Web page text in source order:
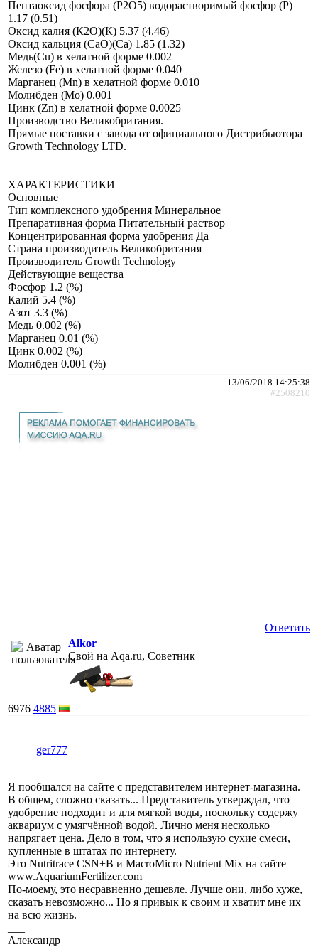
Пентаоксид фосфора (P2O5) водорастворимый фосфор (P)
1.17 (0.51)
Оксид калия (К2О)(К) 5.37 (4.46)
Оксид кальция (СаО)(Са) 1.85 (1.32)
Медь(Сu) в хелатной форме 0.002
Железо (Fe) в хелатной форме 0.040
Марганец (Mn) в хелатной форме 0.010
Молибден (Мо) 0.001
Цинк (Zn) в хелатной форме 0.0025
Производство Великобритания.
Прямые поставки с завода от официального Дистрибьютора
Growth Technology LTD.
ХАРАКТЕРИСТИКИ
Основные
Тип комплексного удобрения Минеральное
Препаративная форма Питательный раствор
Концентрированная форма удобрения Да
Страна производитель Великобритания
Производитель Growth Technology
Действующие вещества
Фосфор 1.2 (%)
Калий 5.4 (%)
Азот 3.3 (%)
Медь 0.002 (%)
Марганец 0.01 (%)
Цинк 0.002 (%)
Молибден 0.001 (%)
13/06/2018 14:25:38
#2508210
Ответить
Alkor
Свой на Aqa.ru, Советник
6976 4885
ger777
Я пообщался на сайте с представителем интернет-магазина.
В общем, сложно сказать... Представитель утверждал, что
удобрение подходит и для мягкой воды, поскольку содержу
аквариум с умягчённой водой. Лично меня несколько
напрягает цена. Дело в том, что я использую сухие смеси,
купленные в штатах по интернету.
Это Nutritrace CSN+B и MacroMicro Nutrient Mix на сайте
www.AquariumFertilizer.com
По-моему, это несравненно дешевле. Лучше они, либо хуже,
сказать невозможно... Но я привык к своим и хватит мне их
на всю жизнь.
Александр